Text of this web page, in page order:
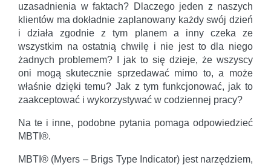
uzasadnienia w faktach? Dlaczego jeden z naszych
klientów ma dokładnie zaplanowany każdy swój dzień
i działa zgodnie z tym planem a inny czeka ze
wszystkim na ostatnią chwilę i nie jest to dla niego
żadnych problemem? I jak to się dzieje, że wszyscy
oni mogą skutecznie sprzedawać mimo to, a może
właśnie dzięki temu? Jak z tym funkcjonować, jak to
zaakceptować i wykorzystywać w codziennej pracy?
Na te i inne, podobne pytania pomaga odpowiedzieć
MBTI®.
MBTI® (Myers – Brigs Type Indicator) jest narzędziem,